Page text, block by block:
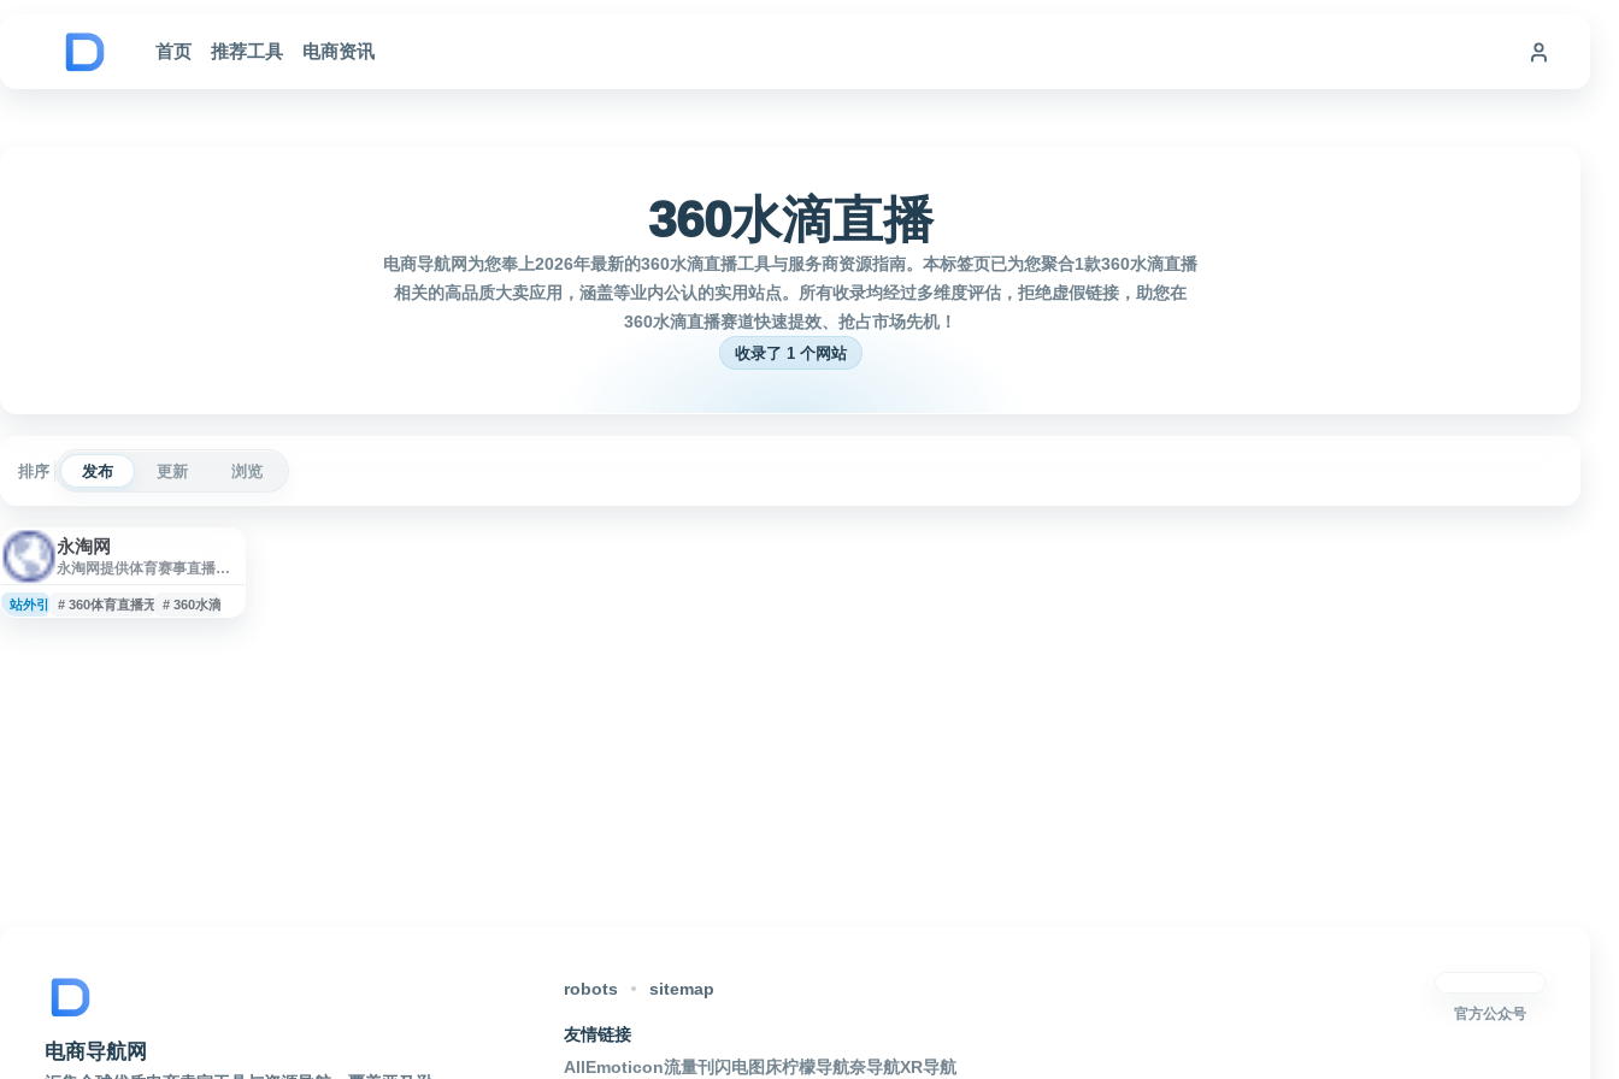
首页
推荐工具 电商资讯
360水滴直播
电商导航网为您奉上2026年最新的360水滴直播工具与服务商资源指南。本标签页已为您聚合1款360水滴直播
相关的高品质大卖应用，涵盖等业内公认的实用站点。所有收录均经过多维度评估，拒绝虚假链接，助您在
360水滴直播赛道快速提效、抢占市场先机！
收录了 1 个网站
排序 发布 更新 浏览
永淘网
永淘网提供体育赛事直播与
盖足球直播、篮球直播、
站外引流# 360体育直播无插件高清
# 360水滴直播
电商导航网
robots sitemap
友情链接
AllEmoticon流量刊 闪电图床柠檬导航奈导航XR导航
官方公众号